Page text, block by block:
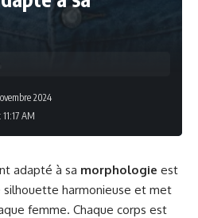
2024
AM
adapté à sa morphologie est
silhouette harmonieuse et met
femme. Chaque corps est